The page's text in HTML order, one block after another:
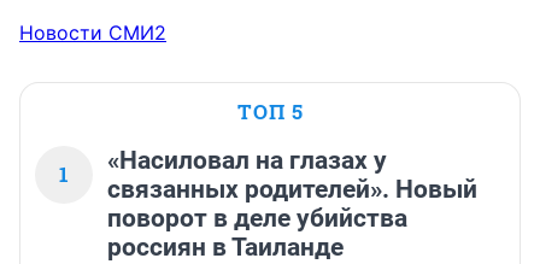
Новости СМИ2
ТОП 5
1
«Насиловал на глазах у
связанных родителей». Новый
поворот в деле убийства
россиян в Таиланде